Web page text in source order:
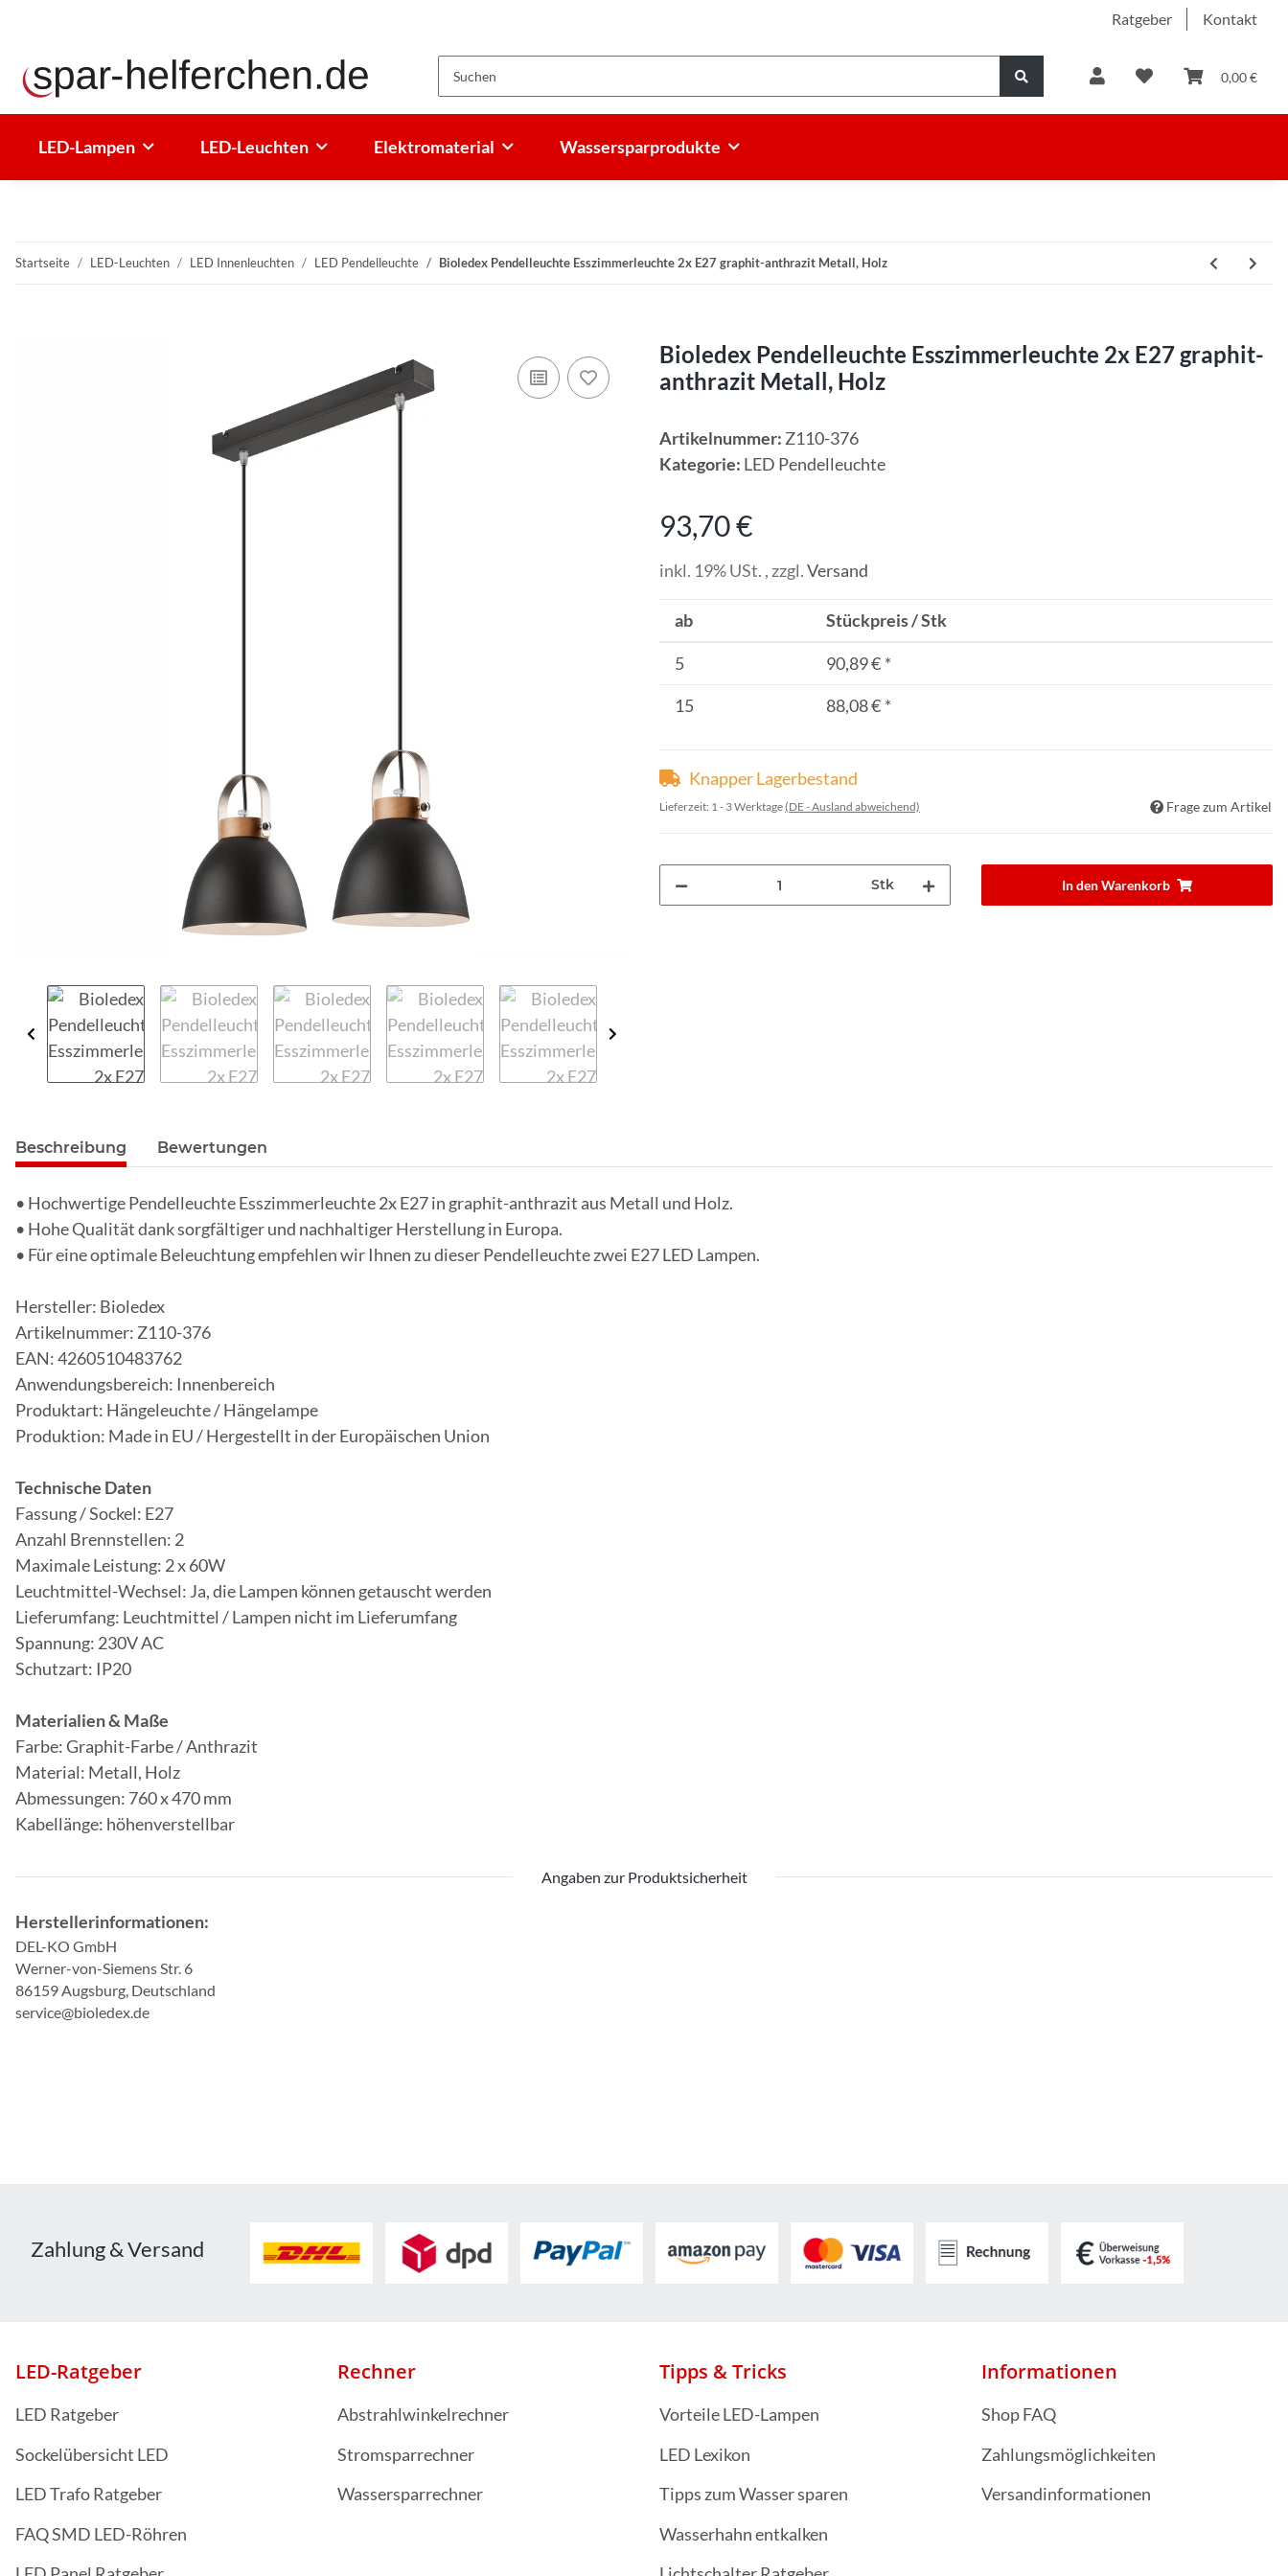
Ratgeber Kontakt
0,00 €
LED-Lampen LED-Leuchten Elektromaterial Wassersparprodukte
Startseite LED-Leuchten LED Innenleuchten LED Pendelleuchte Bioledex Pendelleuchte Esszimmerleuchte 2x E27 graphit-anthrazit Metall, Holz
Bioledex Pendelleuchte Esszimmerleuchte 2x E27 graphit-
anthrazit Metall, Holz
Artikelnummer: Z110-376
Kategorie: LED Pendelleuchte
93,70 €
inkl. 19% USt. , zzgl.Versand
ab Stückpreis / Stk
5 90,89 € *
15
88,08 € *
Knapper Lagerbestand
Lieferzeit: 1 - 3 Werktage(DE - Ausland abweichend) Frage zum Artikel
Stk In den Warenkorb
Beschreibung Bewertungen
• Hochwertige Pendelleuchte Esszimmerleuchte 2x E27 in graphit-anthrazit aus Metall und Holz.
• Hohe Qualität dank sorgfältiger und nachhaltiger Herstellung in Europa.
• Für eine optimale Beleuchtung empfehlen wir Ihnen zu dieser Pendelleuchte zwei E27 LED Lampen.
Hersteller: Bioledex
Artikelnummer: Z110-376
EAN: 4260510483762
Anwendungsbereich: Innenbereich
Produktart: Hängeleuchte / Hängelampe
Produktion: Made in EU / Hergestellt in der Europäischen Union
Technische Daten
Fassung / Sockel: E27
Anzahl Brennstellen: 2
Maximale Leistung: 2 x 60W
Leuchtmittel-Wechsel: Ja, die Lampen können getauscht werden
Lieferumfang: Leuchtmittel / Lampen nicht im Lieferumfang
Spannung: 230V AC
Schutzart: IP20
Materialien & Maße
Farbe: Graphit-Farbe / Anthrazit
Material: Metall, Holz
Abmessungen: 760 x 470 mm
Kabellänge: höhenverstellbar
Angaben zur Produktsicherheit
Herstellerinformationen:
DEL-KO GmbH
Werner-von-Siemens Str. 6
86159 Augsburg, Deutschland
service@bioledex.de
Zahlung & Versand
LED-Ratgeber
LED Ratgeber
Sockelübersicht LED
LED Trafo Ratgeber
FAQ SMD LED-Röhren
Rechner
Abstrahlwinkelrechner
Stromsparrechner
Wassersparrechner
Tipps & Tricks
Vorteile LED-Lampen
LED Lexikon
Tipps zum Wasser sparen
Wasserhahn entkalken
Informationen
Shop FAQ
Zahlungsmöglichkeiten
Versandinformationen